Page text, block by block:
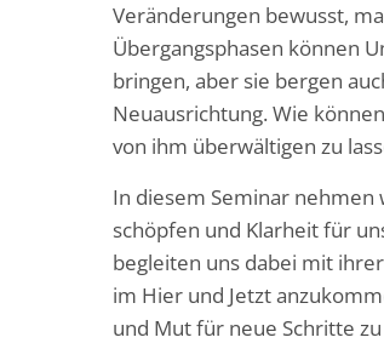
Veränderungen bewusst,
Übergangsphasen können
bringen, aber sie bergen
Neuausrichtung. Wie
von ihm überwältigen zu
In diesem Seminar nehmen
schöpfen und Klarheit für
begleiten uns dabei mit
im Hier und Jetzt
und Mut für neue Schritte